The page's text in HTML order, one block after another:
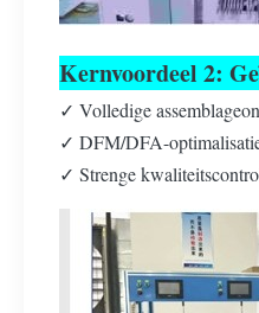
Kernvoordeel 2:
✓ Volledige
✓ DFM/DFA-
✓ Strenge